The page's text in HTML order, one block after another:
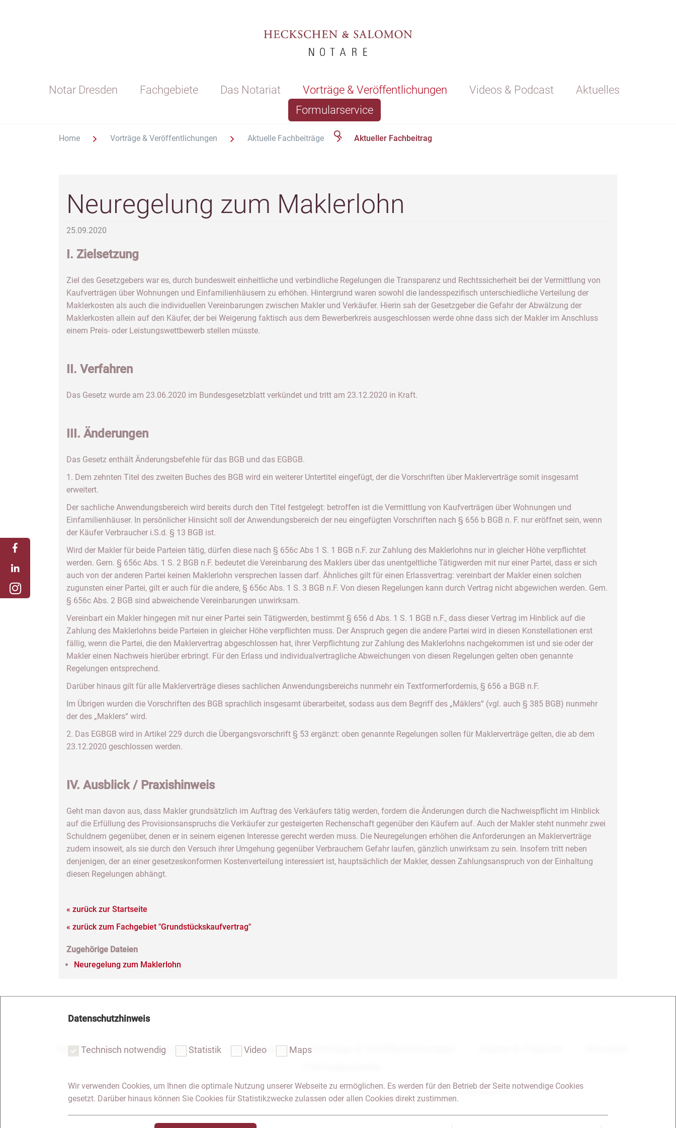
Notar Dresden Fachgebiete Das Notariat Vorträge & Veröffentlichungen Videos & Podcast
Aktuelles
Formularservice
Home Vorträge & Veröffentlichungen Aktuelle Fachbeiträge Aktueller Fachbeitrag
Neuregelung zum Maklerlohn
25.09.2020
I. Zielsetzung
Ziel des Gesetzgebers war es, durch bundesweit einheitliche und verbindliche Regelungen die Transparenz und Rechtssicherheit bei der Vermittlung von
Kaufverträgen über Wohnungen und Einfamilienhäusern zu erhöhen. Hintergrund waren sowohl die landesspezifisch unterschiedliche Verteilung der
Maklerkosten als auch die individuellen Vereinbarungen zwischen Makler und Verkäufer. Hierin sah der Gesetzgeber die Gefahr der Abwälzung der
Maklerkosten allein auf den Käufer, der bei Weigerung faktisch aus dem Bewerberkreis ausgeschlossen werde ohne dass sich der Makler im Anschluss
einem Preis- oder Leistungswettbewerb stellen müsste.
II. Verfahren
Das Gesetz wurde am 23.06.2020 im Bundesgesetzblatt verkündet und tritt am 23.12.2020 in Kraft.
III. Änderungen
Das Gesetz enthält Änderungsbefehle für das BGB und das EGBGB.
1. Dem zehnten Titel des zweiten Buches des BGB wird ein weiterer Untertitel eingefügt, der die Vorschriften über Maklerverträge somit insgesamt
erweitert.
Der sachliche Anwendungsbereich wird bereits durch den Titel festgelegt: betroffen ist die Vermittlung von Kaufverträgen über Wohnungen und
Einfamilienhäuser. In persönlicher Hinsicht soll der Anwendungsbereich der neu eingefügten Vorschriften nach § 656 b BGB n. F. nur eröffnet sein, wenn
der Käufer Verbraucher i.S.d. § 13 BGB ist.
Wird der Makler für beide Parteien tätig, dürfen diese nach § 656c Abs 1 S. 1 BGB n.F. zur Zahlung des Maklerlohns nur in gleicher Höhe verpflichtet
werden. Gem. § 656c Abs. 1 S. 2 BGB n.F. bedeutet die Vereinbarung des Maklers über das unentgeltliche Tätigwerden mit nur einer Partei, dass er sich
auch von der anderen Partei keinen Maklerlohn versprechen lassen darf. Ähnliches gilt für einen Erlassvertrag: vereinbart der Makler einen solchen
zugunsten einer Partei, gilt er auch für die andere, § 656c Abs. 1 S. 3 BGB n.F. Von diesen Regelungen kann durch Vertrag nicht abgewichen werden. Gem.
§ 656c Abs. 2 BGB sind abweichende Vereinbarungen unwirksam.
Vereinbart ein Makler hingegen mit nur einer Partei sein Tätigwerden, bestimmt § 656 d Abs. 1 S. 1 BGB n.F., dass dieser Vertrag im Hinblick auf die
Zahlung des Maklerlohns beide Parteien in gleicher Höhe verpflichten muss. Der Anspruch gegen die andere Partei wird in diesen Konstellationen erst
fällig, wenn die Partei, die den Maklervertrag abgeschlossen hat, ihrer Verpflichtung zur Zahlung des Maklerlohns nachgekommen ist und sie oder der
Makler einen Nachweis hierüber erbringt. Für den Erlass und individualvertragliche Abweichungen von diesen Regelungen gelten oben genannte
Regelungen entsprechend.
Darüber hinaus gilt für alle Maklerverträge dieses sachlichen Anwendungsbereichs nunmehr ein Textformerfordernis, § 656 a BGB n.F.
Im Übrigen wurden die Vorschriften des BGB sprachlich insgesamt überarbeitet, sodass aus dem Begriff des „Mäklers“ (vgl. auch § 385 BGB) nunmehr
der des „Maklers“ wird.
2. Das EGBGB wird in Artikel 229 durch die Übergangsvorschrift § 53 ergänzt: oben genannte Regelungen sollen für Maklerverträge gelten, die ab dem
23.12.2020 geschlossen werden.
IV. Ausblick / Praxishinweis
Geht man davon aus, dass Makler grundsätzlich im Auftrag des Verkäufers tätig werden, fordern die Änderungen durch die Nachweispflicht im Hinblick
auf die Erfüllung des Provisionsanspruchs die Verkäufer zur gesteigerten Rechenschaft gegenüber den Käufern auf. Auch der Makler steht nunmehr zwei
Schuldnern gegenüber, denen er in seinem eigenen Interesse gerecht werden muss. Die Neuregelungen erhöhen die Anforderungen an Maklerverträge
zudem insoweit, als sie durch den Versuch ihrer Umgehung gegenüber Verbrauchern Gefahr laufen, gänzlich unwirksam zu sein. Insofern tritt neben
denjenigen, der an einer gesetzeskonformen Kostenverteilung interessiert ist, hauptsächlich der Makler, dessen Zahlungsanspruch von der Einhaltung
diesen Regelungen abhängt.
« zurück zur Startseite
« zurück zum Fachgebiet "Grundstückskaufvertrag"
Zugehörige Dateien
Neuregelung zum Maklerlohn
Notar Dresden Fachgebiete Das Notariat Vorträge & Veröffentlichungen
Kontakt & Anfahrt Seitenübersicht
Datenschutzhinweis
Technisch notwendig Statistik Video Maps
Wir verwenden Cookies, um Ihnen die optimale Nutzung unserer Webseite zu ermöglichen. Es werden für den Betrieb der Seite notwendige Cookies
gesetzt. Darüber hinaus können Sie Cookies für Statistikzwecke zulassen oder allen Cookies direkt zustimmen.